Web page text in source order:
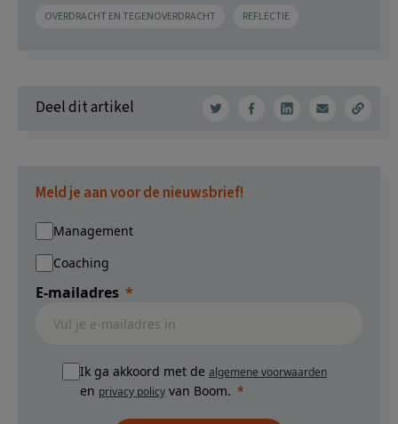
OVERDRACHT EN TEGENOVERDRACHT REFLECTIE
Deel dit artikel
Meld je aan voor de nieuwsbrief!
Management
Coaching
E-mailadres
Ik ga akkoord met de algemene voorwaarden
en privacy policy van Boom.